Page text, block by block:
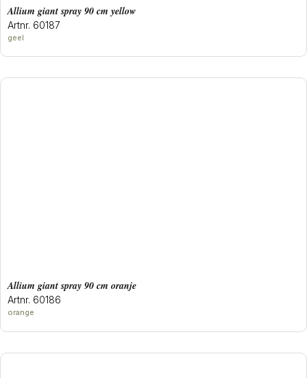
allium giant spray 90 cm yellow
Artnr. 60187
geel
allium giant spray 90 cm oranje
Artnr. 60186
orange